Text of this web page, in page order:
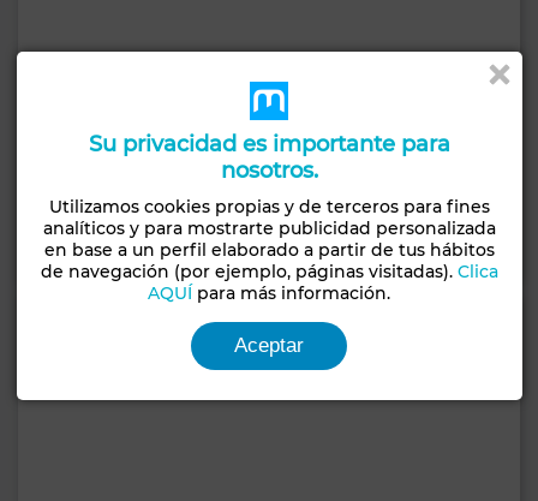
70.000 DH
Contactar Llamar WhatsApp
Su privacidad es importante para
nosotros.
Utilizamos cookies propias y de terceros para fines
analíticos y para mostrarte publicidad personalizada
en base a un perfil elaborado a partir de tus hábitos
de navegación (por ejemplo, páginas visitadas). Clica
AQUÍ para más información.
Aceptar